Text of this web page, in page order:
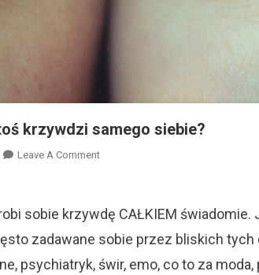
krzywdzi samego siebie?
Leave A CommentOn
Ktoś
Samego
Siebie?
sobie krzywdę CAŁKIEM
zadawane sobie przez bliskich tych
psychiatryk, świr, emo, co to za